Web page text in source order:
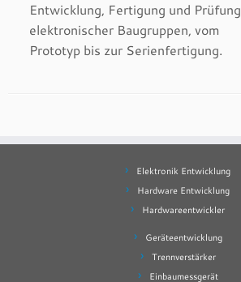
Entwicklung, Fertigung und Prüfung
elektronischer Baugruppen, vom
Prototyp bis zur Serienfertigung.
Elektronik Entwicklung
Hardware Entwicklung
Hardwareentwickler
Geräteentwicklung
Trennverstärker
Einbaumessgerät